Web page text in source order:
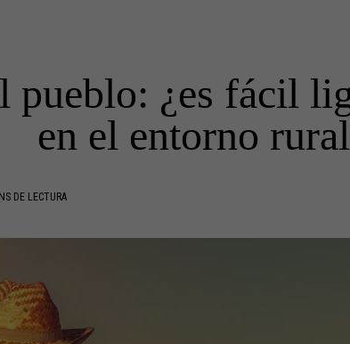
pueblo: ¿es fácil
en el entorno
DE LECTURA